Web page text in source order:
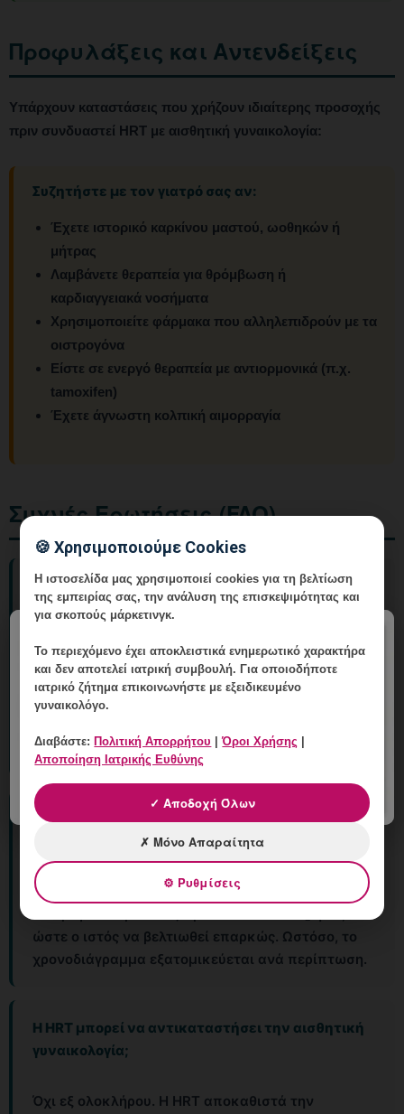
Προφυλάξεις και Αντενδείξεις
Υπάρχουν καταστάσεις που χρήζουν ιδιαίτερης προσοχής
πριν συνδυαστεί HRT με αισθητική γυναικολογία:
Συζητήστε με τον γιατρό σας αν:
Έχετε ιστορικό καρκίνου μαστού, ωοθηκών ή
μήτρας
Λαμβάνετε θεραπεία για θρόμβωση ή
καρδιαγγειακά νοσήματα
Χρησιμοποιείτε φάρμακα που αλληλεπιδρούν με τα
οιστρογόνα
Είστε σε ενεργό θεραπεία με αντιορμονικά (π.χ.
tamoxifen)
Έχετε άγνωστη κολπική αιμορραγία
Συχνές Ερωτήσεις (FAQ)
Μπορώ να κάνω laser αιδοίου ενώ λαμβάνω
HRT;
Ναι, στις περισσότερες περιπτώσεις. Η HRT
μάλιστα βελτιώνει την ποιότητα των ιστών και
την ανταπόκρισή τους στο laser. Ο γυναικολόγος
να προσαρμόσει τις παραμέτρους της θεραπείας.
Πόσο χρόνο πριν από αισθητική θεραπεία πρέπει
να ξεκινήσω τοπικά οιστρογόνα;
Συνήθως συνιστώνται 4-8 εβδομάδες τοπικής
ώστε ο ιστός να βελτιωθεί επαρκώς. Ωστόσο, το
χρονοδιάγραμμα εξατομικεύεται ανά περίπτωση.
Η HRT μπορεί να αντικαταστήσει την αισθητική
γυναικολογία;
Όχι εξ ολοκλήρου. Η HRT αποκαθιστά την
🍪 Χρησιμοποιούμε Cookies
Η ιστοσελίδα μας χρησιμοποιεί cookies για τη βελτίωση
της εμπειρίας σας, την ανάλυση της επισκεψιμότητας και
για σκοπούς μάρκετινγκ.
Το περιεχόμενο έχειαποκλειστικά ενημερωτικό χαρακτήρα
και δεν αποτελεί ιατρική συμβουλή. Για οποιοδήποτε
ιατρικό ζήτημα επικοινωνήστε με εξειδικευμένο
γυναικολόγο.
Διαβάστε:Πολιτική Απορρήτου |Όροι Χρήσης |
Αποποίηση Ιατρικής Ευθύνης
✓ Αποδοχή Όλων
✗ Μόνο Απαραίτητα
⚙ Ρυθμίσεις